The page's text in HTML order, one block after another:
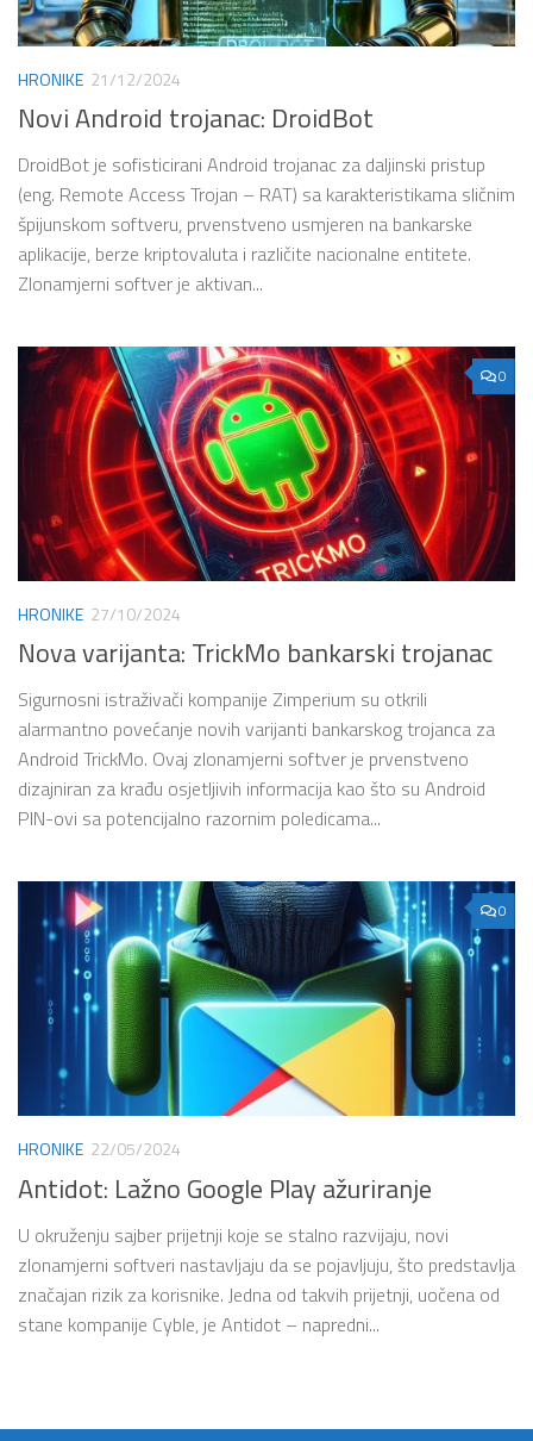
HRONIKE 21/12/2024
Novi Android trojanac: DroidBot
DroidBot je sofisticirani Android trojanac za daljinski pristup
(eng. Remote Access Trojan – RAT) sa karakteristikama sličnim
špijunskom softveru, prvenstveno usmjeren na bankarske
aplikacije, berze kriptovaluta i različite nacionalne entitete.
Zlonamjerni softver je aktivan...
0
HRONIKE 27/10/2024
Nova varijanta: TrickMo bankarski trojanac
Sigurnosni istraživači kompanije Zimperium su otkrili
alarmantno povećanje novih varijanti bankarskog trojanca za
Android TrickMo. Ovaj zlonamjerni softver je prvenstveno
dizajniran za krađu osjetljivih informacija kao što su Android
PIN-ovi sa potencijalno razornim poledicama...
0
HRONIKE 22/05/2024
Antidot: Lažno Google Play ažuriranje
U okruženju sajber prijetnji koje se stalno razvijaju, novi
zlonamjerni softveri nastavljaju da se pojavljuju, što predstavlja
značajan rizik za korisnike. Jedna od takvih prijetnji, uočena od
stane kompanije Cyble, je Antidot – napredni...